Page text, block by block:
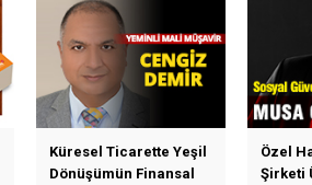
Küresel Ticarette Yeşil
Dönüşümün Finansal
Özel
Şirketi